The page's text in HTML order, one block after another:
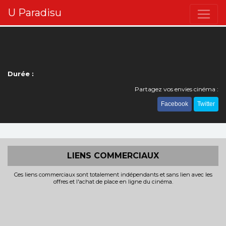
U Paradisu
Durée :
Partagez vos envies cinéma :
Facebook Twitter
LIENS COMMERCIAUX
Ces liens commerciaux sont totalement indépendants et sans lien avec les
offres et l'achat de place en ligne du cinéma.